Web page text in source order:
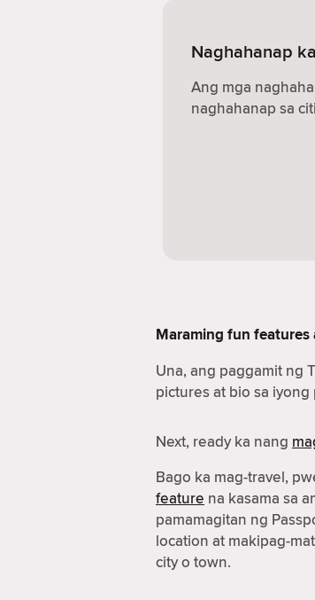
Naghahanap
Ang mga
naghahanap sa
Maraming fun features
Una, ang paggamit ng
pictures at bio sa
Next, ready ka nang
Bago ka mag-travel,
feature na kasama sa
pamamagitan ng
location at makipag-
city o town.